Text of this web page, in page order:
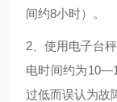
间约8小时）。
2、使用电子台
电时间约为
过低而误认为故